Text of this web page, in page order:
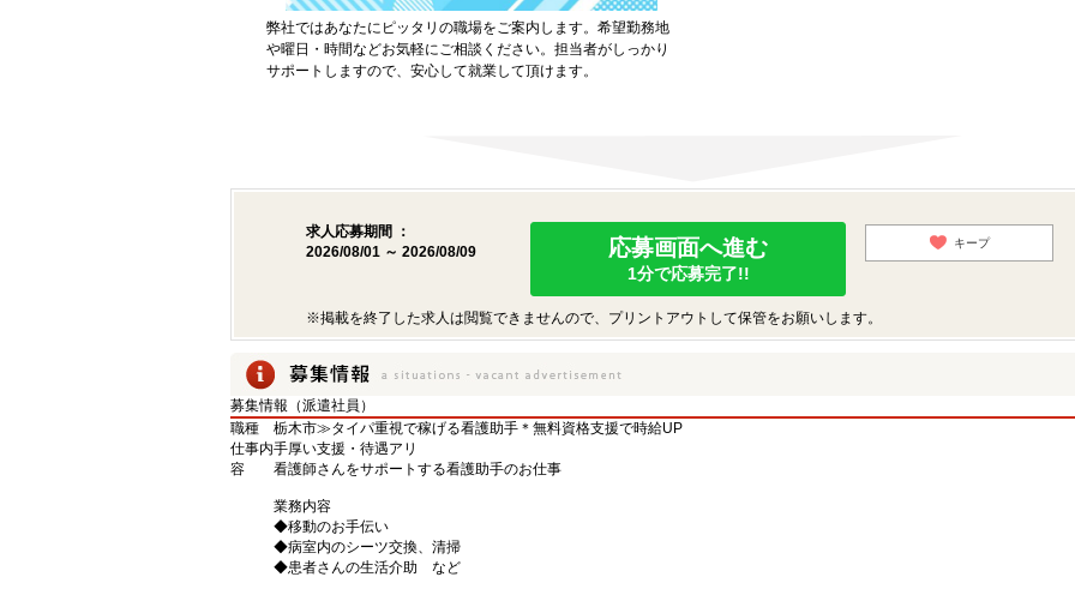
弊社ではあなたにピッタリの職場をご案内します。希望勤務地
や曜日・時間などお気軽にご相談ください。担当者がしっかり
サポートしますので、安心して就業して頂けます。
求人応募期間 ：
2026/08/01 ～ 2026/08/09
応募画面へ進む
1分で応募完了!!
キープ
※掲載を終了した求人は閲覧できませんので、プリントアウトして保管をお願いします。
募集情報（派遣社員）
職種
栃木市≫タイパ重視で稼げる看護助手＊無料資格支援で時給UP
仕事内
容
手厚い支援・待遇アリ
看護師さんをサポートする看護助手のお仕事
業務内容
◆移動のお手伝い
◆病室内のシーツ交換、清掃
◆患者さんの生活介助 など